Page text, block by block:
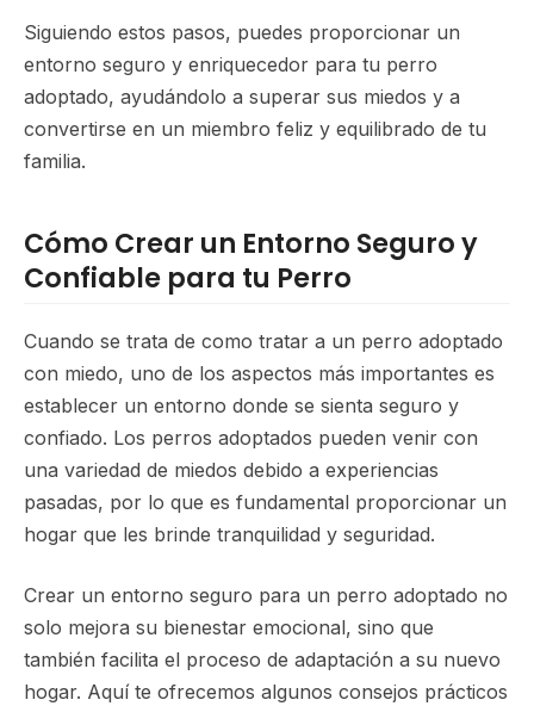
Siguiendo estos pasos, puedes proporcionar un
entorno seguro y enriquecedor para tu perro
adoptado, ayudándolo a superar sus miedos y a
convertirse en un miembro feliz y equilibrado de tu
familia.
Cómo Crear un Entorno Seguro y
Confiable para tu Perro
Cuando se trata de como tratar a un perro adoptado
con miedo, uno de los aspectos más importantes es
establecer un entorno donde se sienta seguro y
confiado. Los perros adoptados pueden venir con
una variedad de miedos debido a experiencias
pasadas, por lo que es fundamental proporcionar un
hogar que les brinde tranquilidad y seguridad.
Crear un entorno seguro para un perro adoptado no
solo mejora su bienestar emocional, sino que
también facilita el proceso de adaptación a su nuevo
hogar. Aquí te ofrecemos algunos consejos prácticos